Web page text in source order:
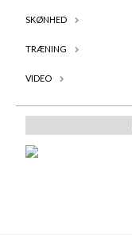
SKØNHED
TRÆNING
VIDEO